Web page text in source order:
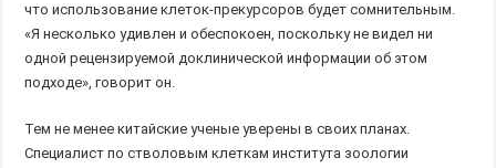
что использование клеток-прекурсоров будет сомнительным.
«Я несколько удивлен и обеспокоен, поскольку не видел ни
одной рецензируемой доклинической информации об этом
подходе», говорит он.
Тем не менее китайские ученые уверены в своих планах.
Специалист по стволовым клеткам института зоологии